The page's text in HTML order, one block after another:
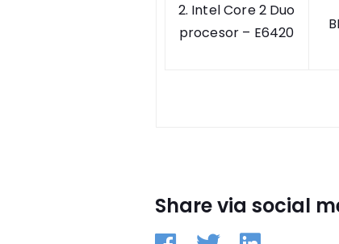
2. Intel Core 2 Duo
procesor – E6420
Share via social